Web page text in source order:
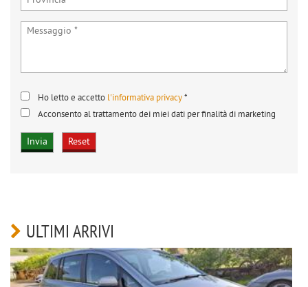
Ho letto e accetto l'informativa privacy*
Acconsento al trattamento dei miei dati per finalità di marketing
ULTIMI ARRIVI